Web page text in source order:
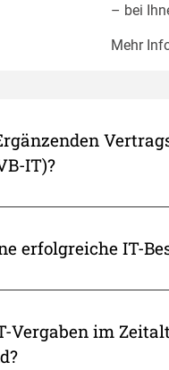
– bei
Mehr
IT)?
erfolgreiche IT-
Vergaben im